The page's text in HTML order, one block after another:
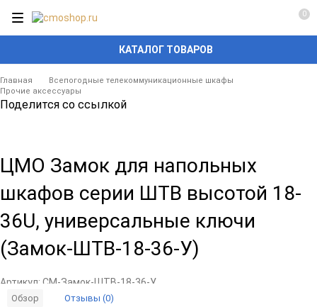
КАТАЛОГ ТОВАРОВ
0
Главная
Всепогодные телекоммуникационные шкафы
Прочие аксессуары
Поделится со ссылкой
ЦМО Замок для напольных
шкафов серии ШТВ высотой 18-
36U, универсальные ключи
(Замок-ШТВ-18-36-У)
Артикул: CM-Замок-ШТВ-18-36-У
Обзор Отзывы (0)